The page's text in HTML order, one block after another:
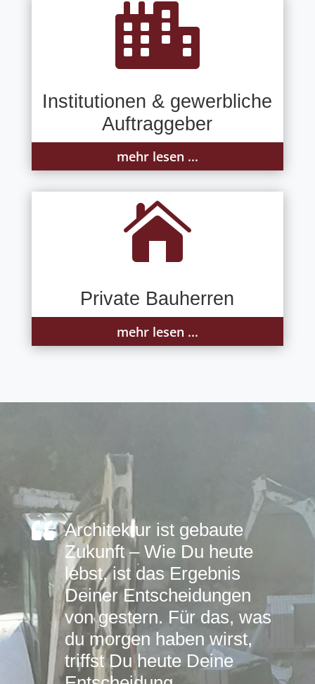

Institutionen & gewerbliche
Auftraggeber
mehr lesen ...

Private Bauherren
mehr lesen ...
 Architektur ist gebaute
Zukunft – Wie Du heute
lebst, ist das Ergebnis
Deiner Entscheidungen
von gestern. Für das, was
du morgen haben wirst,
triffst Du heute Deine